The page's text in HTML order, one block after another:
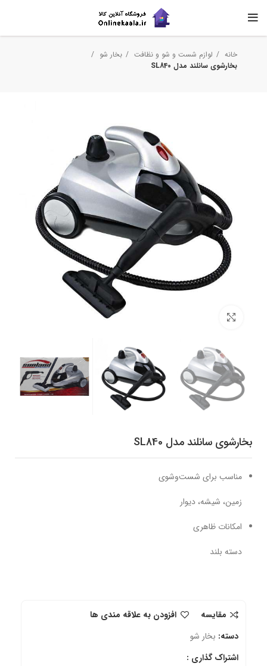
خانه لوازم شست و شو و نظافت
بخار شو
بخارشوی سانلند مدل SL840
بخارشوی سانلند مدل SL840
مناسب برای شست‌و‌شوی
زمین، شیشه، دیوار
امکانات ظاهری
دسته بلند
مقایسه
افزودن به علاقه مندی ها
دسته: بخار شو
اشتراک گذاری :